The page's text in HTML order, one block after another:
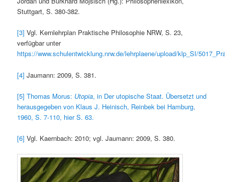
Stuttgart, S. 380-382.
[3] Vgl. Kernlehrplan Praktische Philosophie NRW, S. 23,
verfügbar unter
https://www.schulentwicklung.nrw.de/lehrplaene/upload/klp_SI/
[4] Jaumann: 2009, S. 381.
[5] Thomas Morus: Utopia, in Der utopische Staat. Übersetzt und
herausgegeben von Klaus J. Heinisch, Reinbek bei Hamburg,
1960, S. 7-110, hier S. 63.
[6] Vgl. Kaernbach: 2010; vgl. Jaumann: 2009, S. 380.